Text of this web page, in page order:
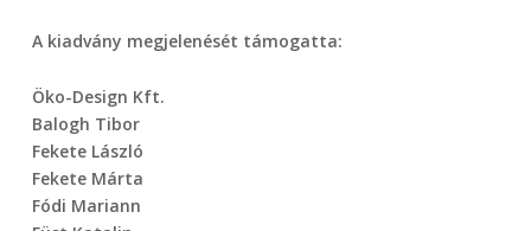
A kiadvány megjelenését támogatta:
Öko-Design Kft.
Balogh Tibor
Fekete László
Fekete Márta
Fódi Mariann